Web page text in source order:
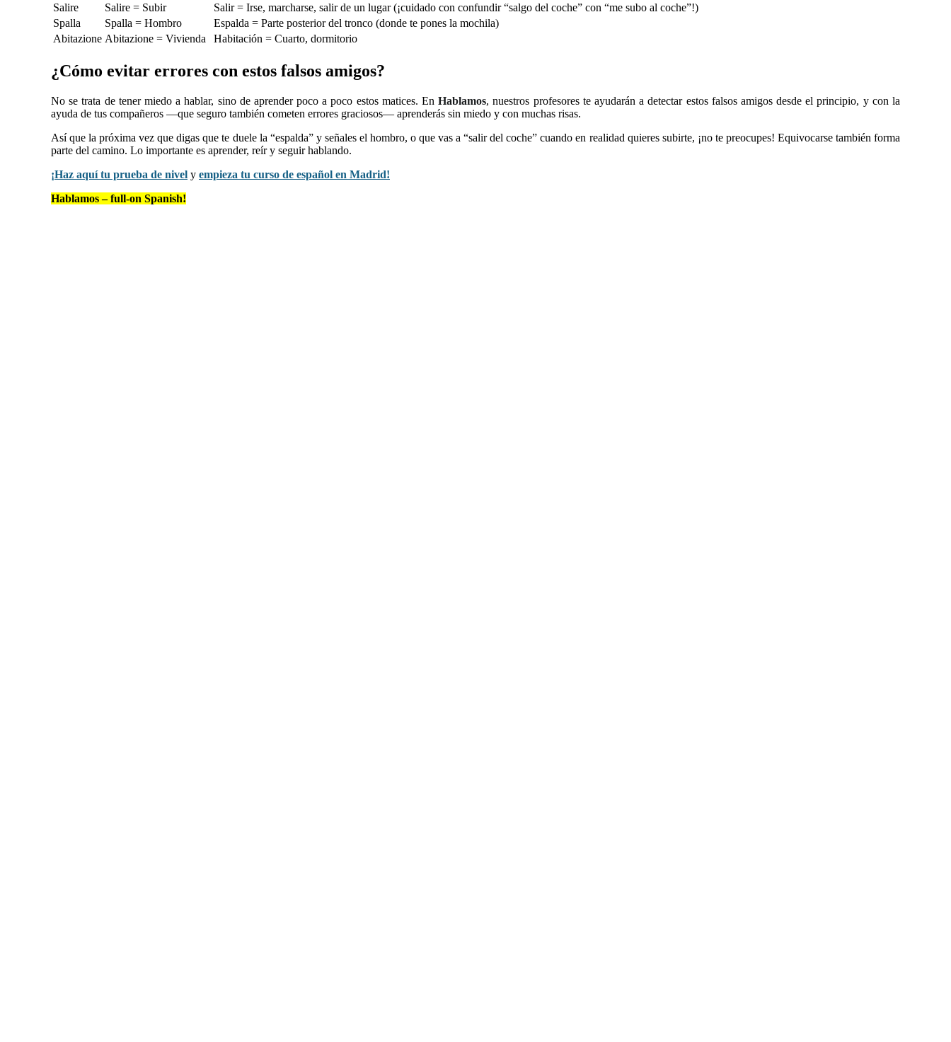
Salire
Salire = Subir
Salir = Irse, marcharse, salir de un lugar (¡cuidado con confundir “salgo del coche” con “me subo al coche”!)
Spalla
Spalla = Hombro
Espalda = Parte posterior del tronco (donde te pones la mochila)
Abitazione Abitazione = Vivienda Habitación = Cuarto, dormitorio
¿Cómo evitar errores con estos falsos amigos?
No se trata de tener miedo a hablar, sino de aprender poco a poco estos matices. EnHablamos, nuestros profesores te ayudarán a detectar estos falsos amigos desde el principio, y con la
ayuda de tus compañeros —que seguro también cometen errores graciosos— aprenderás sin miedo y con muchas risas.
Así que la próxima vez que digas que te duele la “espalda” y señales el hombro, o que vas a “salir del coche” cuando en realidad quieres subirte, ¡no te preocupes! Equivocarse también forma
parte del camino. Lo importante es aprender, reír y seguir hablando.
¡Haz aquí tu prueba de nivel y empieza tu curso de español en Madrid!
Hablamos – full-on Spanish!